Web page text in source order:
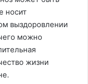
носит
выздоровлении
можно
жизни